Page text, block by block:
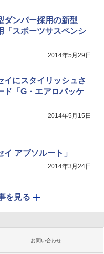
ダンパー採用の新型
「スポーツサスペンシ
2014年5月29日
イにスタイリッシュさ
ド「G・エアロパッケ
2014年5月15日
アブソルート」
2014年3月24日
を見る
お問い合わせ